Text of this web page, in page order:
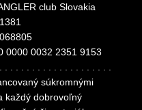
club Slovakia
0000 0032 2351 9153
. . . . . . . . . . . . . . . . . . . .
súkromnými
každý dobrovoľný